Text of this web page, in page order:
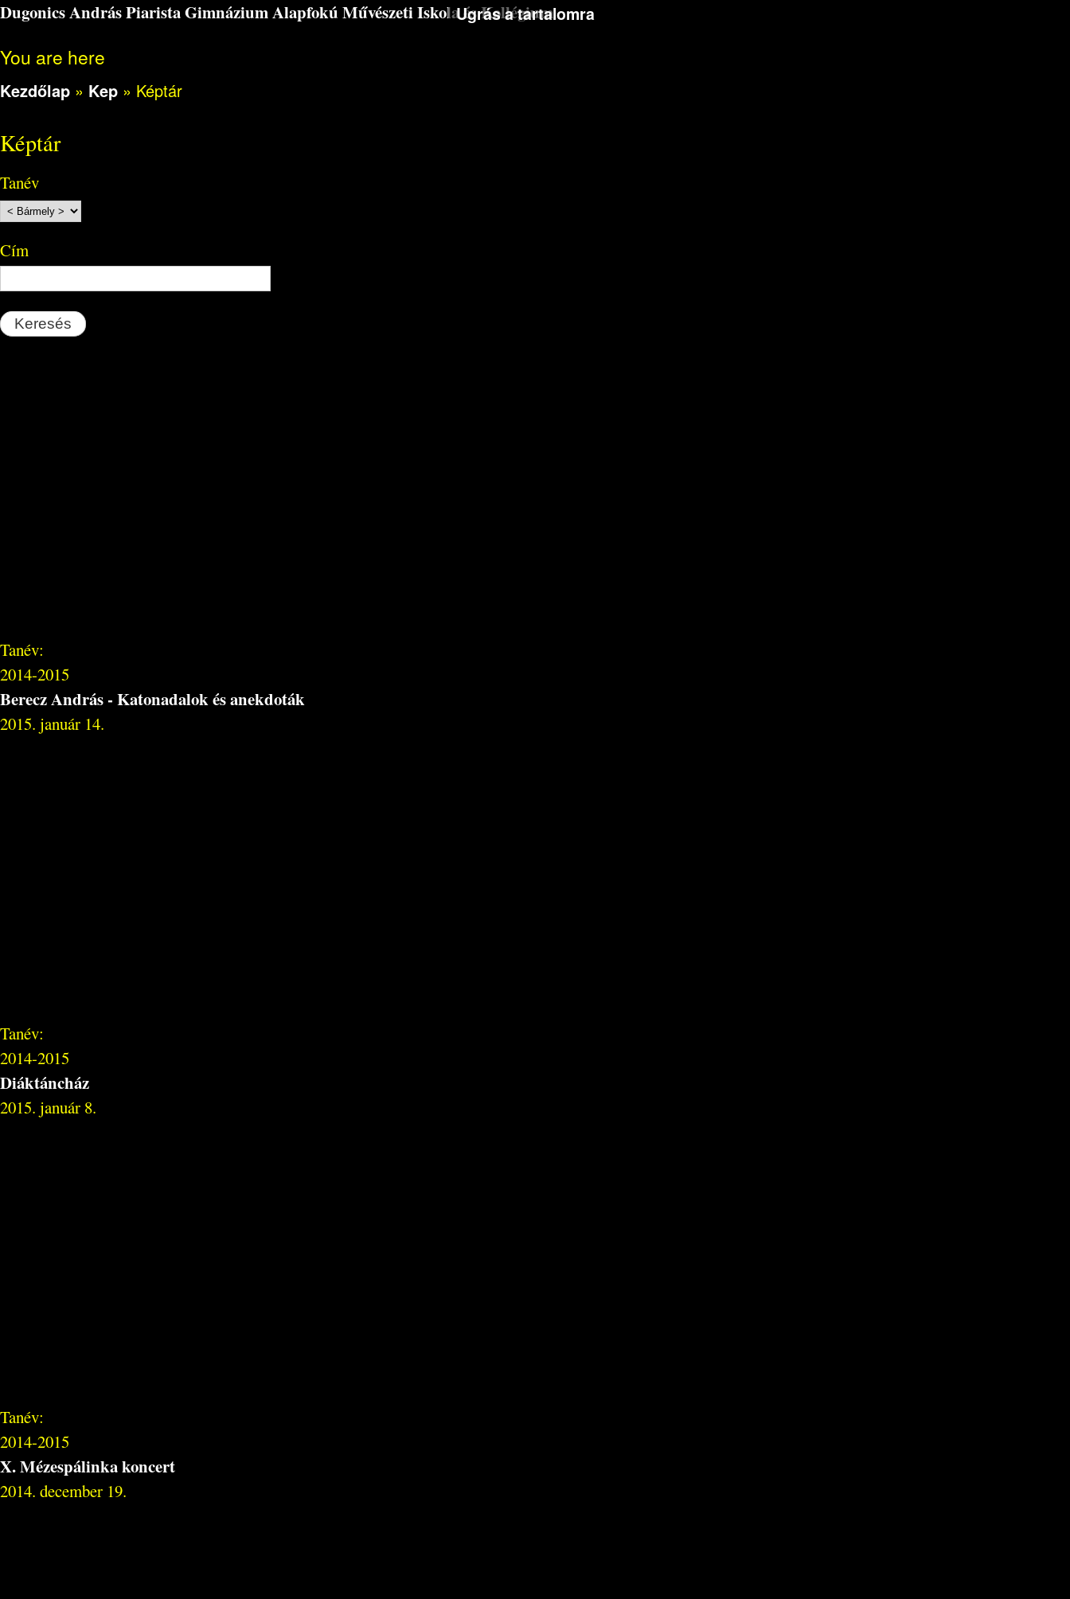
Ugrás a tartalomra
Dugonics András Piarista Gimnázium Alapfokú Művészeti Iskola és Kollégium
You are here
Kezdőlap » Kep » Képtár
Képtár
Tanév
Cím
Tanév:
2014-2015
Berecz András - Katonadalok és anekdoták
2015. január 14.
Tanév:
2014-2015
Diáktáncház
2015. január 8.
Tanév:
2014-2015
X. Mézespálinka koncert
2014. december 19.